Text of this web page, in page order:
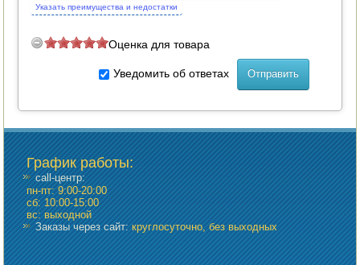
Указать преимущества и недостатки
Оценка для товара
Уведомить об ответах
График работы:
call-центр:
пн-пт: 9:00-20:00
сб: 10:00-15:00
вс: выходной
Заказы через сайт:круглосуточно, без выходных